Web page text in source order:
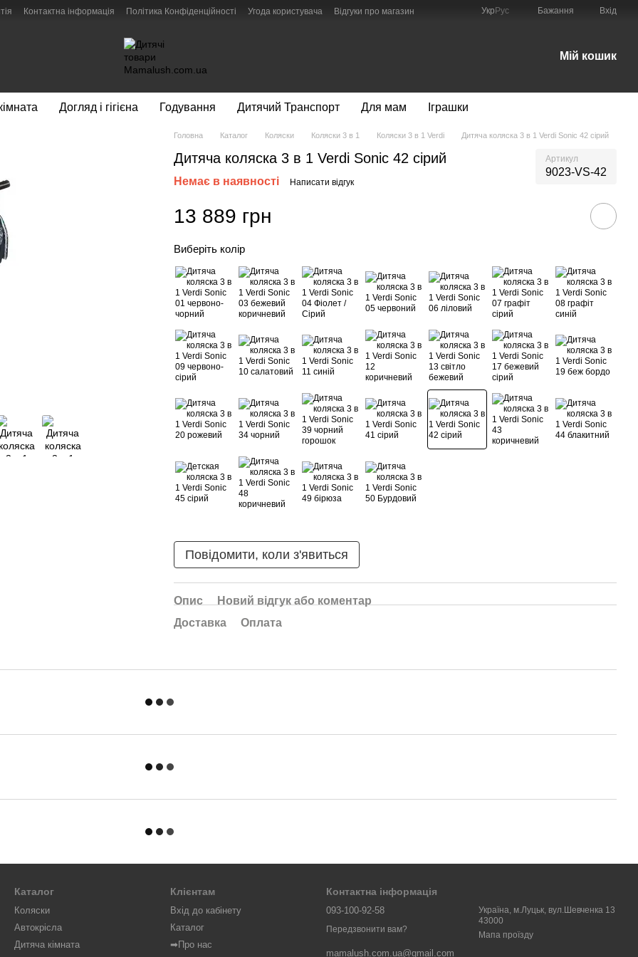
Контактна інформація Політика Конфіденційності Угода користувача
Відгуки про магазин
Укр Рус Бажання Вхід
Мій кошик
Догляд і гігієна Годування Дитячий Транспорт Для мам Іграшки
Головна Каталог Коляски Коляски 3 в 1 Коляски 3 в 1 Verdi Дитяча коляска 3 в 1 Verdi Sonic 42 сірий
Дитяча коляска 3 в 1 Verdi Sonic 42 сірий Артикул
9023-VS-42
Немає в наявності Написати відгук
13 889 грн
Виберіть колір
Повідомити, коли з'явиться
Опис
Новий відгук або коментар
Доставка
Оплата
Каталог
Коляски
Автокрісла
Дитяча кімната
Клієнтам
Вхід до кабінету
Каталог
➡Про нас
Контактна інформація
093-100-92-58
Передзвонити вам?
mamalush.com.ua@gmail.com
Україна, м.Луцьк, вул.Шевченка 13
43000
Мапа проїзду